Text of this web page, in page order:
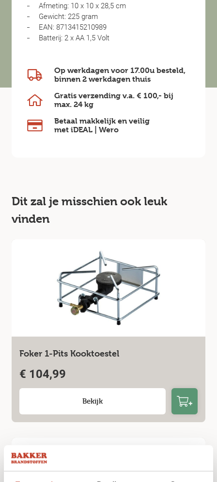
Afmeting: 10 x 10 x 28,5 cm
Gewicht: 225 gram
EAN: 8713415210989
Batterij: 2 x AA 1,5 Volt
Op werkdagen voor 17.00u besteld,
binnen 2 werkdagen thuis
Gratis verzending v.a. € 100,- bij
max. 24 kg
Betaal makkelijk en veilig
met iDEAL | Wero
Dit zal je misschien ook leuk
vinden
Foker 1-Pits Kooktoestel
€ 104,99
Bekijk